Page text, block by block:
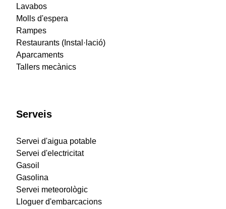
Lavabos
Molls d'espera
Rampes
Restaurants (Instal·lació)
Aparcaments
Tallers mecànics
Serveis
Servei d'aigua potable
Servei d'electricitat
Gasoil
Gasolina
Servei meteorològic
Lloguer d'embarcacions